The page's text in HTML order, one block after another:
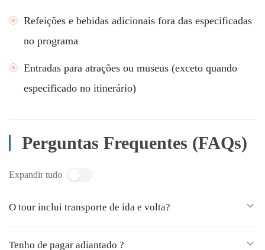
Refeições e bebidas adicionais fora das especificadas
no programa
Entradas para atrações ou museus (exceto quando
especificado no itinerário)
Perguntas Frequentes (FAQs)
Expandir tudo
O tour inclui transporte de ida e volta?
Tenho de pagar adiantado ?